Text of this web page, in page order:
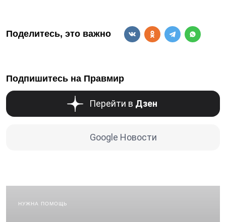
Поделитесь, это важно
Подпишитесь на Правмир
Перейти в Дзен
Google Новости
НУЖНА ПОМОЩЬ